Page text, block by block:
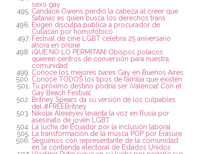
sexo gay
Candace Owens perdió la cabeza al creer que
Satanás es quien busca los derechos trans
Exigen disculpa pública a procurador de
Culiacán por homofóbico
Festival de cine LGBT celebra 25 aniversario
ahora en online
¡QUE NO LO PERMITAN! Obispos polacos
quieren centros de conversión para nuestra
comunidad
Conoce los mejores bares Gay en Buenos Aires
Conoce TODOS los tipos de familia que existen
Tu próximo destino podría ser ¡Valencia! Con el
Gay Beach Festival
Britney Spears da su versión de los culpables
del #FREEBritney
Nikolái Alexéyev levanta la voz en Rusia por
asesinato de joven LGBT
La lucha de Ecuador por la inclusión laboral
La transformación de la músca POP por Erasure
Seguimos con representante de la comunidad
en la contienda electoral de Estados Unidos